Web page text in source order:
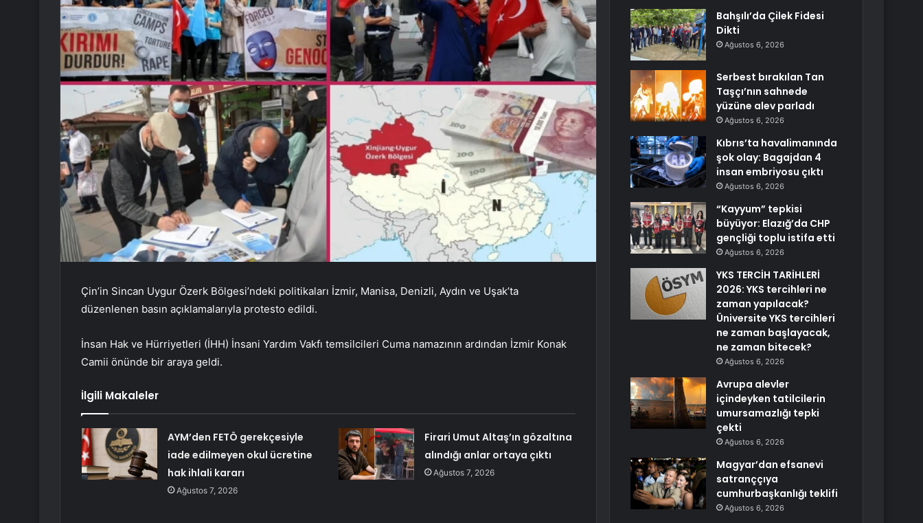
Çin’in Sincan Uygur Özerk Bölgesi’ndeki politikaları İzmir, Manisa, Denizli, Aydın ve Uşak’ta
düzenlenen basın açıklamalarıyla protesto edildi.
İnsan Hak ve Hürriyetleri (İHH) İnsani Yardım Vakfı temsilcileri Cuma namazının ardından İzmir Konak
Camii önünde bir araya geldi.
İlgili Makaleler
AYM’den FETÖ gerekçesiyle
iade edilmeyen okul ücretine
hak ihlali kararı
Ağustos 7, 2026
Firari Umut Altaş’ın gözaltına
alındığı anlar ortaya çıktı
Ağustos 7, 2026
Bahşılı’da Çilek Fidesi
Dikti
Ağustos 6, 2026
Serbest bırakılan Tan
Taşçı’nın sahnede
yüzüne alev parladı
Ağustos 6, 2026
Kıbrıs’ta havalimanında
şok olay: Bagajdan 4
insan embriyosu çıktı
Ağustos 6, 2026
“Kayyum” tepkisi
büyüyor: Elazığ’da CHP
gençliği toplu istifa etti
Ağustos 6, 2026
YKS TERCİH TARİHLERİ
2026: YKS tercihleri ne
zaman yapılacak?
Üniversite YKS tercihleri
ne zaman başlayacak,
ne zaman bitecek?
Ağustos 6, 2026
Avrupa alevler
içindeyken tatilcilerin
umursamazlığı tepki
çekti
Ağustos 6, 2026
Magyar’dan efsanevi
satranççıya
cumhurbaşkanlığı teklifi
Ağustos 6, 2026